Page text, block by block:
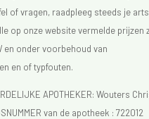
of vragen, raadpleeg steeds je
op onze website vermelde prijzen
en onder voorbehoud van
en of typfouten.
APOTHEKER: Wouters
van de apotheek : 722012